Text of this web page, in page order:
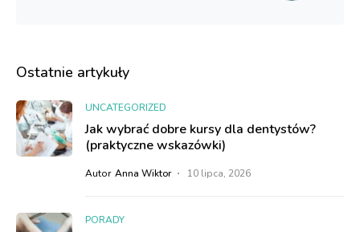
Ostatnie artykuły
UNCATEGORIZED
Jak wybrać dobre kursy dla dentystów?
(praktyczne wskazówki)
Autor Anna Wiktor 10 lipca, 2026
PORADY